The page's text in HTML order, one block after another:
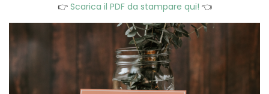
👉 Scarica il PDF da stampare qui! 👈